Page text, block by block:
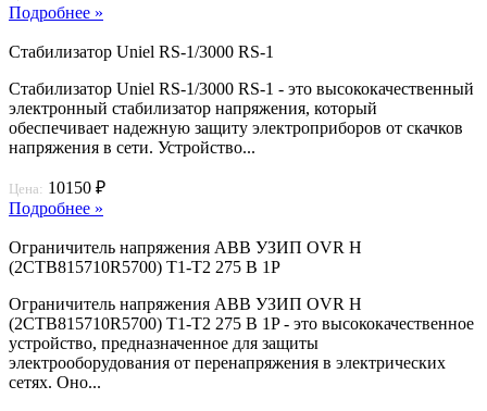
Подробнее »
Стабилизатор Uniel RS-1/3000 RS-1
Стабилизатор Uniel RS-1/3000 RS-1 - это высококачественный
электронный стабилизатор напряжения, который
обеспечивает надежную защиту электроприборов от скачков
напряжения в сети. Устройство...
Цена: 10150 ₽
Подробнее »
Ограничитель напряжения ABB УЗИП OVR H
(2CTB815710R5700) T1-T2 275 В 1P
Ограничитель напряжения ABB УЗИП OVR H
(2CTB815710R5700) T1-T2 275 В 1P - это высококачественное
устройство, предназначенное для защиты
электрооборудования от перенапряжения в электрических
сетях. Оно...